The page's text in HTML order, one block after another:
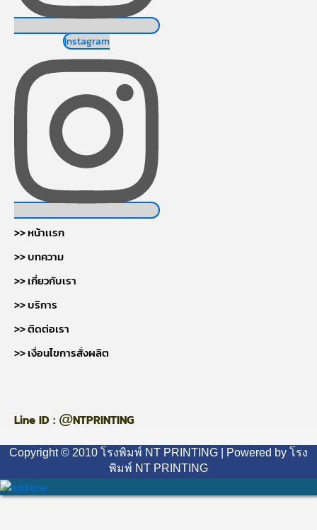
Instagram
>> หน้าเเรก
>> บทความ
>> เกี่ยวกับเรา
>> บริการ
>> ติดต่อเรา
>> เงื่อนไขการสั่งผลิต
Line ID : @NTPRINTING
Copyright © 2010 โรงพิมพ์ NT PRINTING | Powered by โรง
พิมพ์ NT PRINTING